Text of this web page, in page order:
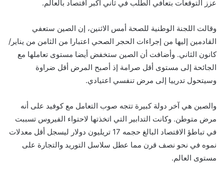
عزز التوقعات بتعافي الطلب في ثاني أكبر اقتصاد بالعالم.
وقالت اللجنة الوطنية للصحة أمس الاثنين، إن الصين ستعفي
القادمين إليها من إجراءات الحجر الصحي اعتبارا من الثامن من يناير/
كانون الثاني. وأضافت أن الصين ستخفض أيضا مستوى تعاملها مع
الجائحة إلى مستوى أقل صرامة إذ أصبح المرض أقل ضراوة
وسيتحول تدرييا إلى مرض تنفسي اعتيادي.
والصين هي آخر دولة كبيرة تتجه صوب التعامل مع كوفيد على أنه
مرض متوطن. وكانت التدابير التي اتخذتها لاحتواء الفيروس تسببت
في تباطؤ الاقتصاد البالغ حجمه 17 تريليون دولار ليسجل أقل معدلات
نموه في نحو نصف قرن مما عطل سلاسل التوريد والتجارة على
مستوى العالم.